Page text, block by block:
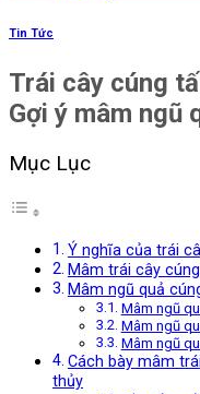
Tin Tức
Trái cây cúng
Gợi ý mâm ngũ
Mục Lục
Ý nghĩa của trái
Mâm trái cây
Mâm ngũ quả
Mâm ngũ
Mâm ngũ
Mâm ngũ
Cách bày mâm
thủy